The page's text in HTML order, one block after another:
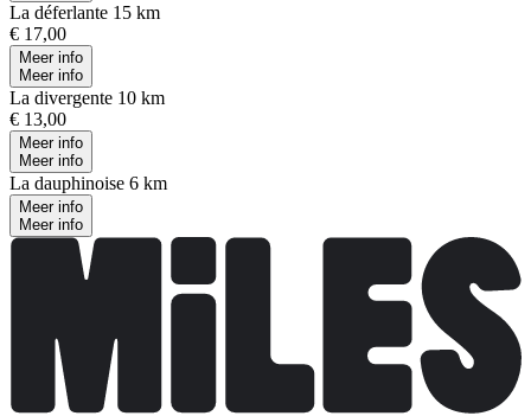
La déferlante 15 km
€ 17,00
Meer info
Meer info
La divergente 10 km
€ 13,00
Meer info
Meer info
La dauphinoise 6 km
Meer info
Meer info